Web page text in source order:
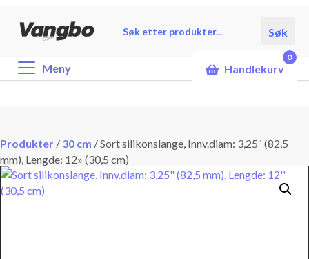
search
Søk
Meny Handlekurv
0
Produkter / 30 cm /Sort silikonslange, Innv.diam: 3,25″ (82,5
mm), Lengde: 12» (30,5 cm)